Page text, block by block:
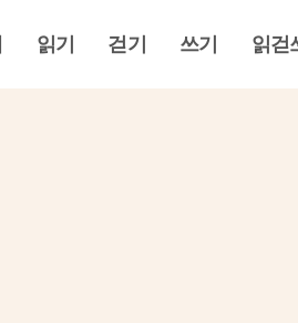
읽기 걷기 쓰기 읽걷